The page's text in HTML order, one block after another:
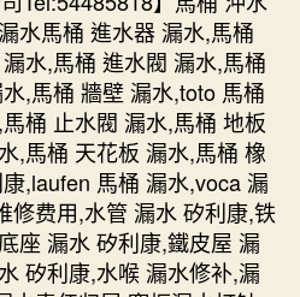
水馬桶 進水器 漏水,馬桶
水,馬桶 進水閥 漏水,馬桶
,馬桶 牆壁 漏水,toto 馬桶
桶 止水閥 漏水,馬桶 地板
,馬桶 天花板 漏水,馬桶 橡
,laufen 馬桶 漏水,voca 漏
修费用,水管 漏水 矽利康,铁
座 漏水 矽利康,鐵皮屋 漏
矽利康,水喉 漏水修补,漏